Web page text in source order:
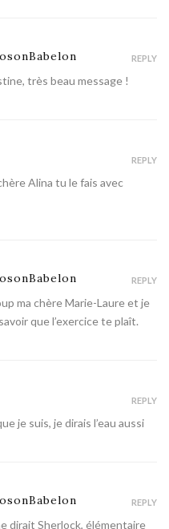
très beau message !
REPLY
Alina tu le fais avec
REPLY
ma chère Marie-Laure et je
que l’exercice te plaît.
REPLY
je suis, je dirais l’eau aussi
REPLY
dirait Sherlock, élémentaire
REPLY